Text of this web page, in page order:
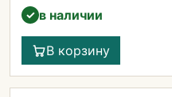
✓ в наличии
В корзину